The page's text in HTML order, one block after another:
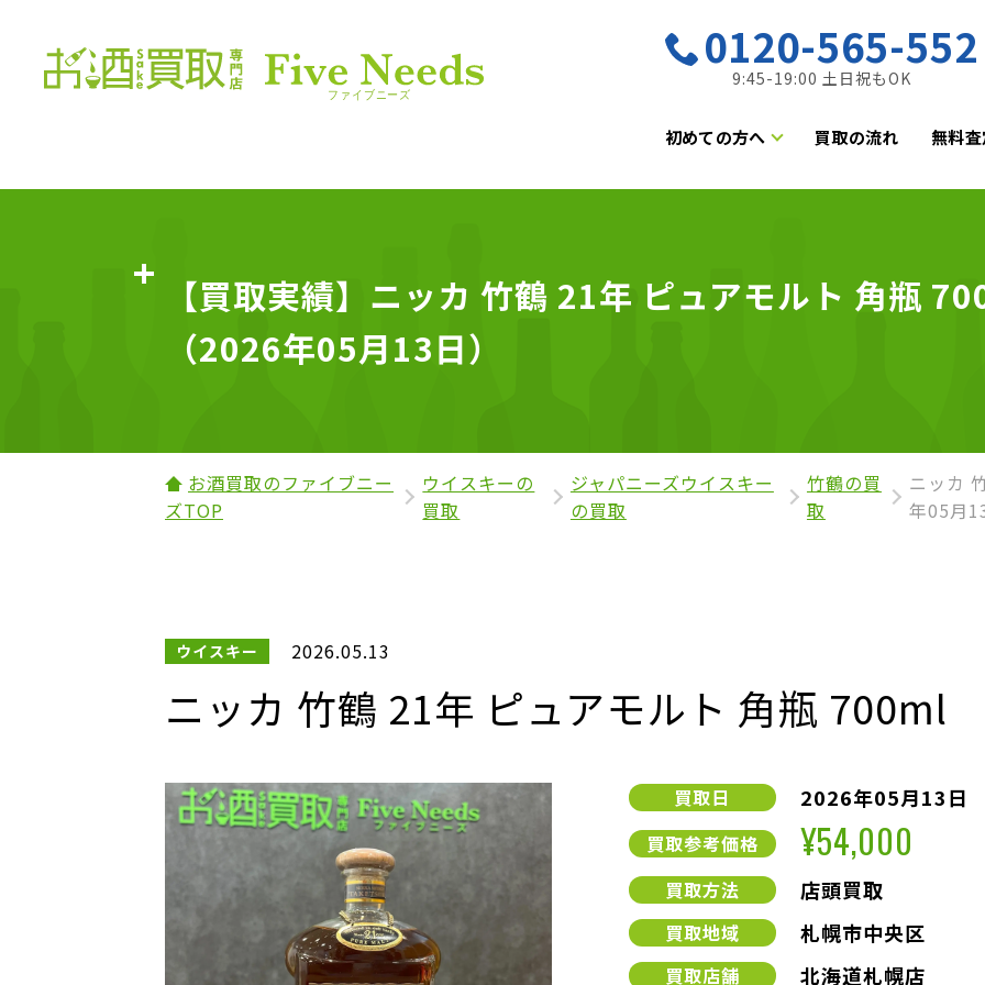
0120-565-552
9:45-19:00 土日祝もOK
初めての方へ 買取の流れ 無料
【買取実績】ニッカ 竹鶴 21年 ピュアモルト 角瓶
（2026年05月13日）
お酒買取のファイブニー
ズTOP
ウイスキーの
買取
ジャパニーズウイスキー
の買取
竹鶴の買
取
ニッカ
年05月
ウイスキー 2026.05.13
ニッカ 竹鶴 21年 ピュアモルト 角瓶 700ml
買取日 2026年05月13日
買取参考価格 ¥54,000
買取方法 店頭買取
買取地域 札幌市中央区
買取店舗 北海道札幌店